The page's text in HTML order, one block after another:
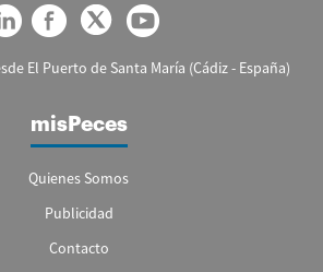
El Puerto de Santa María (Cádiz - España)
misPeces
Quienes Somos
Publicidad
Contacto